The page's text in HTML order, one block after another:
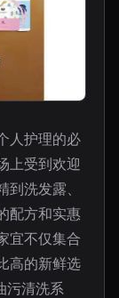
人护理的必
上受到欢迎
洗发露、
配方和实惠
宜不仅集合
高的新鲜选
污清洗系